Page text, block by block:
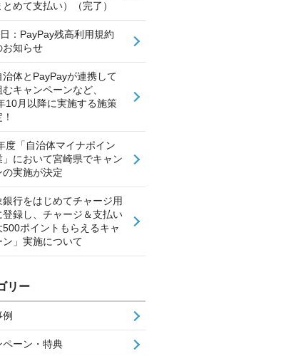
めて支払い）（完了）
：PayPay残高利用規約
お知らせ
治体とPayPayが連携して
キャンペーンなど、
10月以降に実施する施策
度「自治体マイナポイン
」において宮崎県でキャン
の実施が決定
銀行をはじめてチャージ用
登録し、チャージ＆支払い
500ポイントもらえるキャ
ン」実施について
リー
ペーン・特典